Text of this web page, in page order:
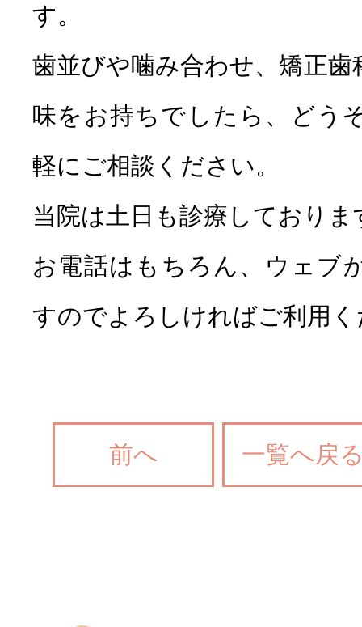
す。
歯並びや噛み合わせ、矯正
味をお持ちでしたら、どう
軽にご相談ください。
当院は土日も診療しておりま
お電話はもちろん、ウェブ
すのでよろしければご利用
前へ 一覧へ戻